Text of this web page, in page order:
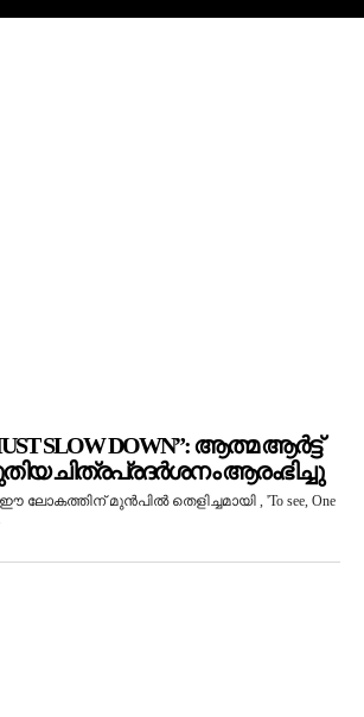
SLOW DOWN”: ആത്മ ആർട്ട്
ചിത്രപ്രദർശനം ആരംഭിച്ചു
ലോകത്തിന് മുൻപിൽ തെളിച്ചമായി , 'To see, One